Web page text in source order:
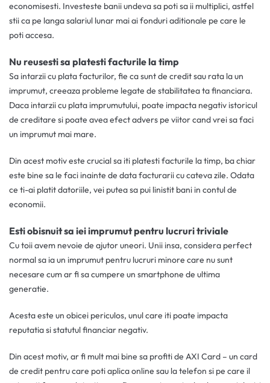
economisesti. Investeste banii undeva sa poti sa ii multiplici, astfel
stii ca pe langa salariul lunar mai ai fonduri aditionale pe care le
poti accesa.
Nu reusesti sa platesti facturile la timp
Sa intarzii cu plata facturilor, fie ca sunt de credit sau rata la un
imprumut, creeaza probleme legate de stabilitatea ta financiara.
Daca intarzii cu plata imprumutului, poate impacta negativ istoricul
de creditare si poate avea efect advers pe viitor cand vrei sa faci
un imprumut mai mare.
Din acest motiv este crucial sa iti platesti facturile la timp, ba chiar
este bine sa le faci inainte de data facturarii cu cateva zile. Odata
ce ti-ai platit datoriile, vei putea sa pui linistit bani in contul de
economii.
Esti obisnuit sa iei imprumut pentru lucruri triviale
Cu toii avem nevoie de ajutor uneori. Unii insa, considera perfect
normal sa ia un imprumut pentru lucruri minore care nu sunt
necesare cum ar fi sa cumpere un smartphone de ultima
generatie.
Acesta este un obicei periculos, unul care iti poate impacta
reputatia si statutul financiar negativ.
Din acest motiv, ar fi mult mai bine sa profiti de AXI Card – un card
de credit pentru care poti aplica online sau la telefon si pe care il